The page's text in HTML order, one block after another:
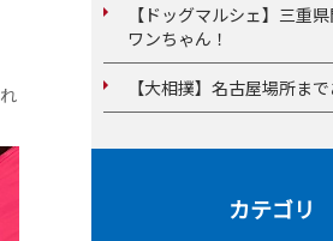
【ドッグマルシェ】三重
ワンちゃん！
【大相撲】名古屋場所ま
カテゴリ